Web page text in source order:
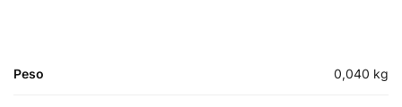
Peso 0,040 kg